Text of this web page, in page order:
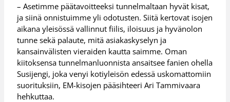
– Asetimme päätavoitteeksi tunnelmaltaan hyvät kisat,
ja siinä onnistuimme yli odotusten. Siitä kertovat isojen
aikana yleisössä vallinnut fiilis, iloisuus ja hyvänolon
tunne sekä palaute, mitä asiakaskyselyn ja
kansainvälisten vieraiden kautta saimme. Oman
kiitoksensa tunnelmanluonnista ansaitsee fanien ohella
Susijengi, joka venyi kotiyleisön edessä uskomattomiin
suorituksiin, EM-kisojen pääsihteeri Ari Tammivaara
hehkuttaa.